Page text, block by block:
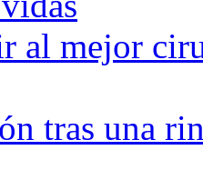
al mejor
tras una